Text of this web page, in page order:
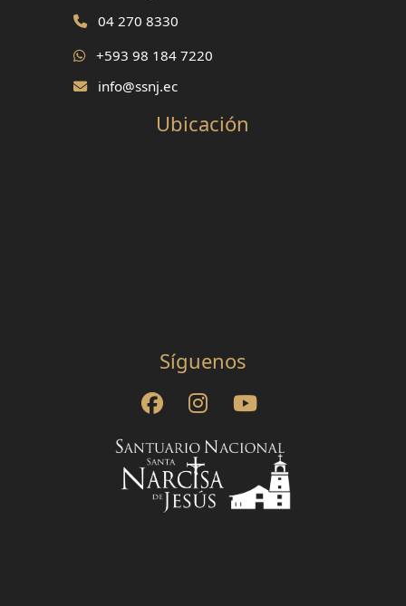
04 270 8330
+593 98 184 7220
info@ssnj.ec
Ubicación
Síguenos